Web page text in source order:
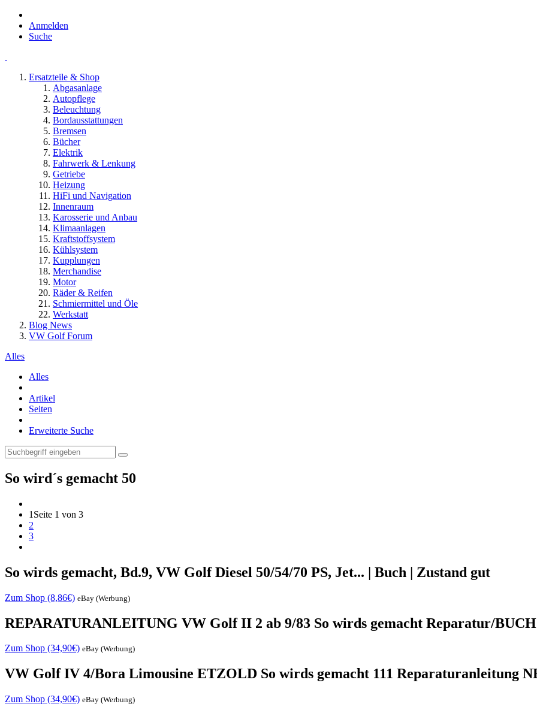
Anmelden
Suche
Ersatzteile & Shop
Abgasanlage
Autopflege
Beleuchtung
Bordausstattungen
Bremsen
Bücher
Elektrik
Fahrwerk & Lenkung
Getriebe
Heizung
HiFi und Navigation
Innenraum
Karosserie und Anbau
Klimaanlagen
Kraftstoffsystem
Kühlsystem
Kupplungen
Merchandise
Motor
Räder & Reifen
Schmiermittel und Öle
Werkstatt
Blog News
VW Golf Forum
Alles
Alles
Artikel
Seiten
Erweiterte Suche
So wird´s gemacht 50
1 Seite 1 von 3
2
3
So wirds gemacht, Bd.9, VW Golf Diesel 50/54/70 PS, Jet... | Buch | Zustand gut
Zum Shop (8,86€) eBay (Werbung)
REPARATURANLEITUNG VW Golf II 2 ab 9/83 So wirds gemacht Reparatur/
Zum Shop (34,90€) eBay (Werbung)
VW Golf IV 4/Bora Limousine ETZOLD So wirds gemacht 111 Reparaturanleitung
Zum Shop (34,90€) eBay (Werbung)